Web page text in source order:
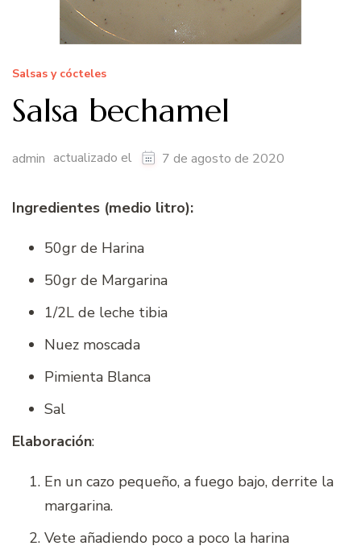
Salsas y cócteles
Salsa bechamel
admin actualizado el 7 de agosto de 2020
Ingredientes (medio litro):
50gr de Harina
50gr de Margarina
1/2L de leche tibia
Nuez moscada
Pimienta Blanca
Sal
Elaboración:
En un cazo pequeño, a fuego bajo, derrite la
margarina.
Vete añadiendo poco a poco la harina